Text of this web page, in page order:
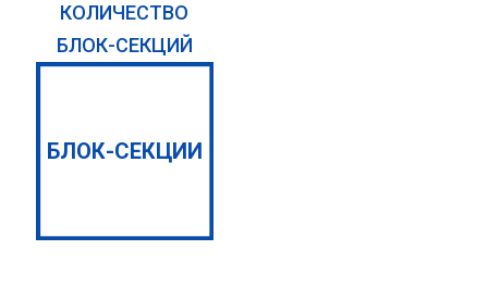
КОЛИЧЕСТВО
БЛОК-СЕКЦИЙ
БЛОК-СЕКЦИИ